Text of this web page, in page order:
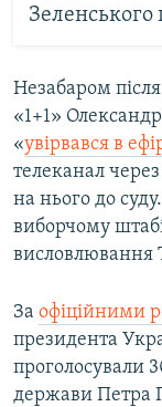
Зеленського
Незабаром
«1+1»
«увірвався в
телеканал
на нього до
виборчому
висловлювання
За офіційними
президента
проголосували
держави Петра